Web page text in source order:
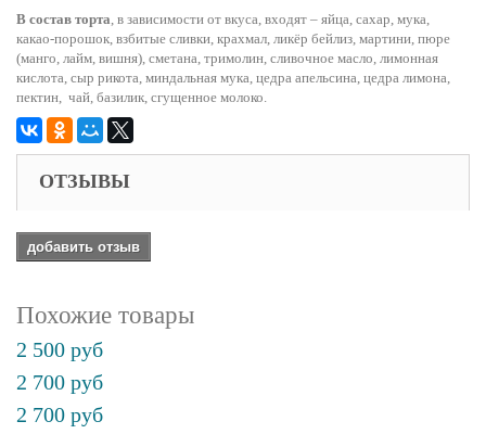
В состав торта, в зависимости от вкуса, входят – яйца, сахар, мука,
какао-порошок, взбитые сливки, крахмал, ликёр бейлиз, мартини, пюре
(манго, лайм, вишня), сметана, тримолин, сливочное масло, лимонная
кислота, сыр рикота, миндальная мука, цедра апельсина, цедра лимона,
пектин, чай, базилик, сгущенное молоко.
ОТЗЫВЫ
добавить отзыв
Похожие товары
2 500 руб
2 700 руб
2 700 руб